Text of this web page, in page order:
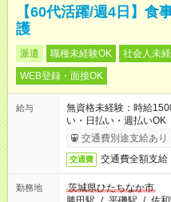
【60代活躍/週4日】食
護
派遣 職種未経験OK 社会人未
WEB登録・面接OK
給与
無資格未経験：時給
い・日払い・週払いOK
交通費別途支給あり
交通費 交通費全額支給
勤務地
茨城県ひたちなか市